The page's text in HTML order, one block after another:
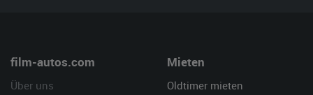
film-autos.com
Über uns
Mieten
Oldtimer mieten